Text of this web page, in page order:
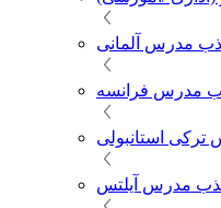
مدرس آلمانی
مدرس فرانسه
استانبولی
مدرس آیلتس